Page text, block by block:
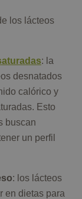
los lácteos
: la
desnatados
calórico y
Esto
buscan
un perfil
: los lácteos
en dietas para